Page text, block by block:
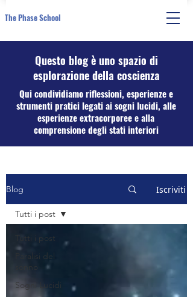
The Phase School
Questo blog è uno spazio di
esplorazione della coscienza
Qui condividiamo riflessioni, esperienze e
strumenti pratici legati ai sogni lucidi, alle
esperienze extracorporee e alla
comprensione degli stati interiori
Blog Iscriviti
Tutti i post
Paralisi del
sonno
Sogni Lucidi
Tutti i post